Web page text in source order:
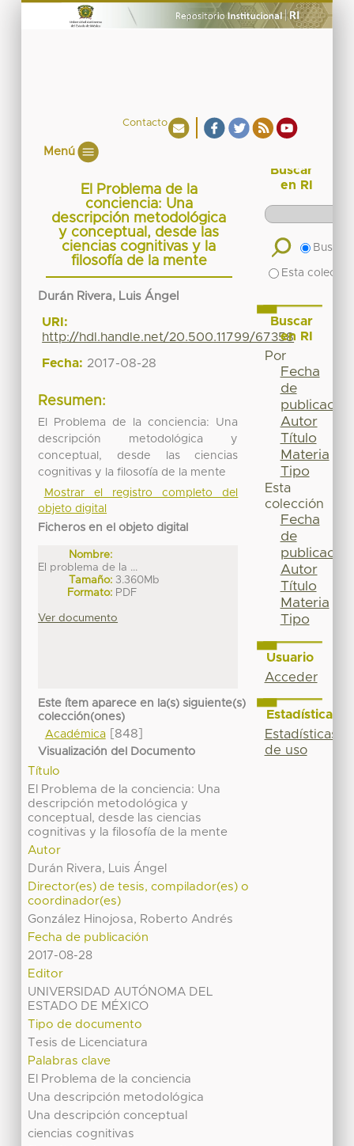
Contacto
Menú
El Problema de la
conciencia: Una
descripción metodológica
y conceptual, desde las
ciencias cognitivas y la
filosofía de la mente
Durán Rivera, Luis Ángel
URI:
http://hdl.handle.net/20.500.11799/67358
Fecha: 2017-08-28
Resumen:
El Problema de la conciencia: Una
descripción metodológica y
conceptual, desde las ciencias
cognitivas y la filosofía de la mente
Mostrar el registro completo del
objeto digital
Ficheros en el objeto digital
Nombre:
El problema de la ...
Tamaño: 3.360Mb
Formato: PDF
Ver documento
Este ítem aparece en la(s) siguiente(s)
colección(ones)
Académica[848]
Visualización del Documento
Título
El Problema de la conciencia: Una
descripción metodológica y
conceptual, desde las ciencias
cognitivas y la filosofía de la mente
Autor
Durán Rivera, Luis Ángel
Director(es) de tesis, compilador(es) o
coordinador(es)
González Hinojosa, Roberto Andrés
Fecha de publicación
2017-08-28
Editor
UNIVERSIDAD AUTÓNOMA DEL
ESTADO DE MÉXICO
Tipo de documento
Tesis de Licenciatura
Palabras clave
El Problema de la conciencia
Una descripción metodológica
Una descripción conceptual
ciencias cognitivas
Buscar
en RI
Buscar
Esta
Buscar
en RI
Por
Fecha
de
publicación
Autor
Título
Materia
Tipo
Esta
colección
Fecha
de
publicación
Autor
Título
Materia
Tipo
Usuario
Acceder
Estadísticas
Estadísticas
de uso